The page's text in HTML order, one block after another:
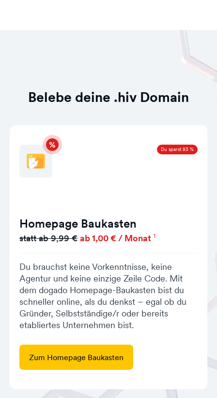
Belebe deine .hiv Domain
Du sparst 93 %
Homepage Baukasten
statt ab 9,99 € ab 1,00 € / Monat 1
Du brauchst keine Vorkenntnisse, keine
Agentur und keine einzige Zeile Code. Mit
dem dogado Homepage-Baukasten bist du
schneller online, als du denkst – egal ob du
Gründer, Selbstständige/r oder bereits
etabliertes Unternehmen bist.
Zum Homepage Baukasten